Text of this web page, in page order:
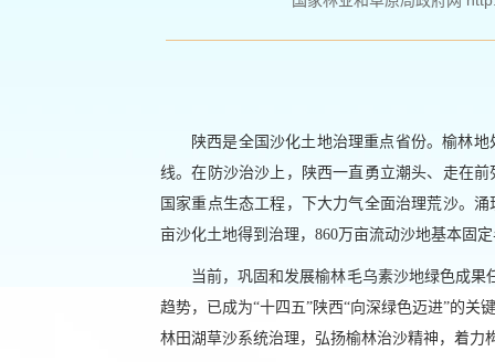
陕西是全国沙化土地治理重点省份。榆林
线。在防沙治沙上，陕西一直勇立潮头、走在
国家重点生态工程，下大力气全面治理荒沙。
亩沙化土地得到治理，860万亩流动沙地基本固
当前，巩固和发展榆林毛乌素沙地绿色成果
趋势，已成为“十四五”陕西“向深绿色迈进”的
林田湖草沙系统治理，弘扬榆林治沙精神，着力